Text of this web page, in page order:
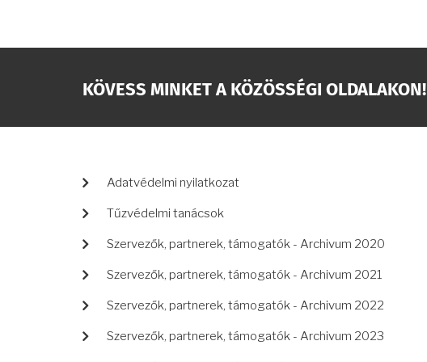
KÖVESS MINKET A KÖZÖSSÉGI OLDALAKON!
LÁBLÉC
Adatvédelmi nyilatkozat
Tűzvédelmi tanácsok
Szervezők, partnerek, támogatók - Archivum 2020
Szervezők, partnerek, támogatók - Archivum 2021
Szervezők, partnerek, támogatók - Archivum 2022
Szervezők, partnerek, támogatók - Archivum 2023